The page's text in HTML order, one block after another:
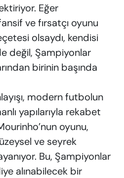
Eğer
ve fırsatçı oyunu
olsaydı, kendisi
değil, Şampiyonlar
birinin başında
modern futbolun
yapılarıyla rekabet
oyunu,
ve seyrek
Bu, Şampiyonlar
alınabilecek bir